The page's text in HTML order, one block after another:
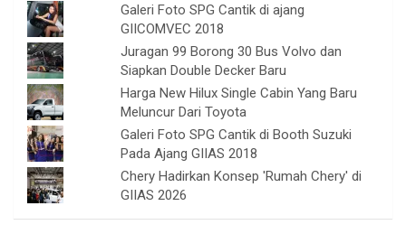
Galeri Foto SPG Cantik di ajang
GIICOMVEC 2018
Juragan 99 Borong 30 Bus Volvo dan
Siapkan Double Decker Baru
Harga New Hilux Single Cabin Yang Baru
Meluncur Dari Toyota
Galeri Foto SPG Cantik di Booth Suzuki
Pada Ajang GIIAS 2018
Chery Hadirkan Konsep 'Rumah Chery' di
GIIAS 2026